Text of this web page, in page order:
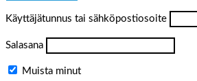
Käyttäjätunnus tai sähköpostiosoite
Salasana
Muista minut